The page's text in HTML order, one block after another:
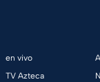
en vivo
TV Azteca